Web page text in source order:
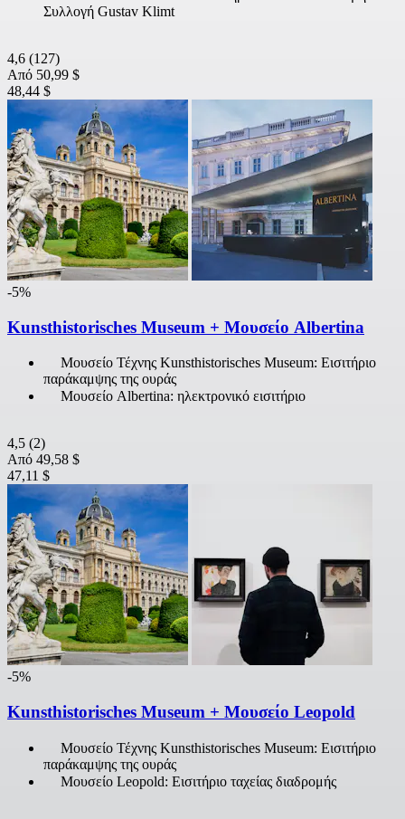
Συλλογή Gustav Klimt
4,6 (127)
Από 50,99 $
48,44 $
-5%
Kunsthistorisches Museum + Μουσείο Albertina
Μουσείο Τέχνης Kunsthistorisches Museum: Εισιτήριο
παράκαμψης της ουράς
Μουσείο Albertina: ηλεκτρονικό εισιτήριο
4,5 (2)
Από 49,58 $
47,11 $
-5%
Kunsthistorisches Museum + Μουσείο Leopold
Μουσείο Τέχνης Kunsthistorisches Museum: Εισιτήριο
παράκαμψης της ουράς
Μουσείο Leopold: Εισιτήριο ταχείας διαδρομής